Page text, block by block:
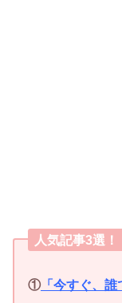
人気記事3選！
① 「今すぐ、